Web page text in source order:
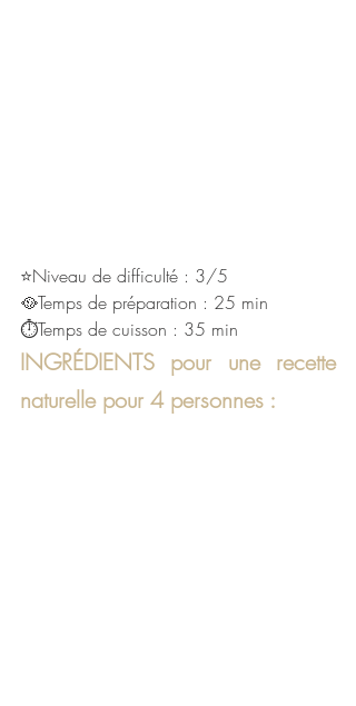
⭐Niveau de difficulté : 3/5
🥘Temps de préparation : 25 min
⏱Temps de cuisson : 35 min
INGRÉDIENTS pour une recette
naturelle pour 4 personnes :